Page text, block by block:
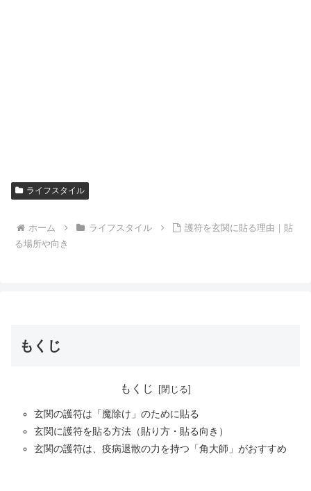
ライフスタイル
ホーム ライフスタイル
護符を玄関に貼る理由｜貼
る場所や向き
もくじ
もくじ
玄関の護符は「魔除け」のために貼る
玄関に護符を貼る方法（貼り方・貼る向き）
玄関の護符は、疫病退散の力を持つ「角大師」がおすすめ